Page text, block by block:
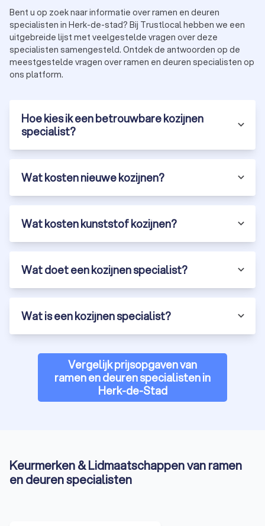
Bent u op zoek naar informatie over ramen en deuren
specialisten in Herk-de-stad? Bij Trustlocal hebben we een
uitgebreide lijst met veelgestelde vragen over deze
specialisten samengesteld. Ontdek de antwoorden op de
meestgestelde vragen over ramen en deuren specialisten op
ons platform.
Hoe kies ik een betrouwbare kozijnen
specialist?
Wat kosten nieuwe kozijnen?
Wat kosten kunststof kozijnen?
Wat doet een kozijnen specialist?
Wat is een kozijnen specialist?
Vergelijk prijsopgaven van
ramen en deuren specialisten in
Herk-de-Stad
Keurmerken & Lidmaatschappen van ramen
en deuren specialisten